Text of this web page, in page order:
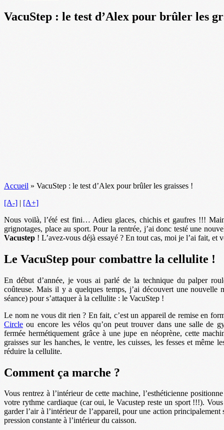
VacuStep : le test d’Alex pour brûler les
Accueil » VacuStep : le test d’Alex pour brûler les graisses !
[A-] | [A+]
Nous voilà, l’été est fini… Adieu glaces, chichis et gaufres !!!
grignotages, place au sport. Pour la rentrée, j’ai donc testé une
Vacustep ! L’avez-vous déjà essayé ? En tout cas, moi je l’ai fait, et
Le VacuStep pour combattre la cellulite !
En début d’année, je vous ai parlé de la technique du palper
coûteuse. Mais il y a quelques temps, j’ai découvert une
séance) pour s’attaquer à la cellulite : le VacuStep !
Le nom ne vous dit rien ? En fait, c’est un appareil de remise en
Circle ou encore les vélos qu’on peut trouver dans une salle de
fermée hermétiquement grâce à une jupe en néoprène, cette
graisses sur les hanches, le ventre, les cuisses, les fesses et même
réduire la cellulite.
Comment ça marche ?
Vous rentrez à l’intérieur de cette machine, l’esthéticienne
votre rythme cardiaque (car oui, le Vacustep reste un sport !!!).
garder l’air à l’intérieur de l’appareil, pour une action
pression constante à l’intérieur du caisson.